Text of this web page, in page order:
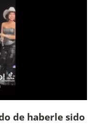
de haberle sido